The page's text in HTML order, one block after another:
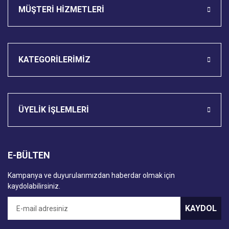
MÜŞTERİ HİZMETLERİ
KATEGORİLERİMİZ
ÜYELİK İŞLEMLERİ
E-BÜLTEN
Kampanya ve duyurularımızdan haberdar olmak için
kaydolabilirsiniz.
KAYDOL